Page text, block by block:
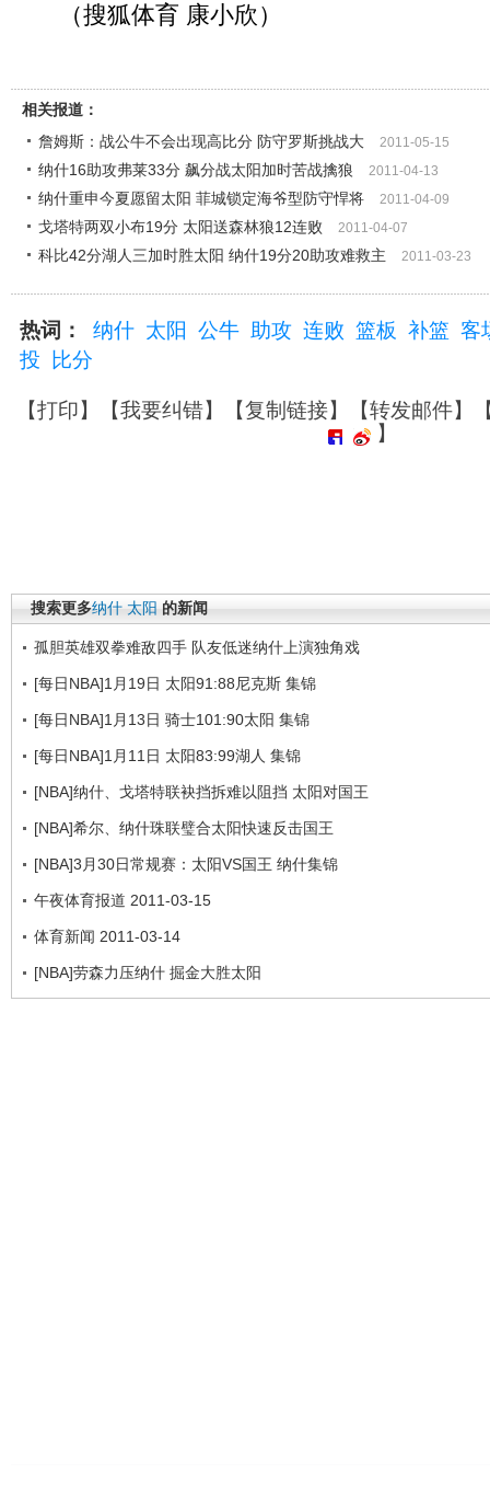
（搜狐体育 康小欣）
相关报道：
詹姆斯：战公牛不会出现高比分 防守罗斯挑战大
2011-05-15
纳什16助攻弗莱33分 飙分战太阳加时苦战擒狼 2011-04-13
纳什重申今夏愿留太阳 菲城锁定海爷型防守悍将 2011-04-09
戈塔特两双小布19分 太阳送森林狼12连败 2011-04-07
科比42分湖人三加时胜太阳 纳什19分20助攻难救主 2011-03-23
热词： 纳什 太阳 公牛 助攻 连败 篮板 补篮 客
投
比分
【打印】【我要纠错】【复制链接】【转发邮件】
】
搜索更多纳什 太阳 的新闻
孤胆英雄双拳难敌四手 队友低迷纳什上演独角戏
[每日NBA]1月19日 太阳91:88尼克斯 集锦
[每日NBA]1月13日 骑士101:90太阳 集锦
[每日NBA]1月11日 太阳83:99湖人 集锦
[NBA]纳什、戈塔特联袂挡拆难以阻挡 太阳对国王
[NBA]希尔、纳什珠联璧合太阳快速反击国王
[NBA]3月30日常规赛：太阳VS国王 纳什集锦
午夜体育报道 2011-03-15
体育新闻 2011-03-14
[NBA]劳森力压纳什 掘金大胜太阳